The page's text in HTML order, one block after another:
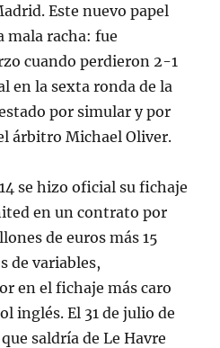
Este nuevo papel
mala racha: fue
cuando perdieron 2-1
en la sexta ronda de la
por simular y por
árbitro Michael Oliver.
se hizo oficial su fichaje
en un contrato por
de euros más 15
de variables,
en el fichaje más caro
inglés. El 31 de julio de
saldría de Le Havre